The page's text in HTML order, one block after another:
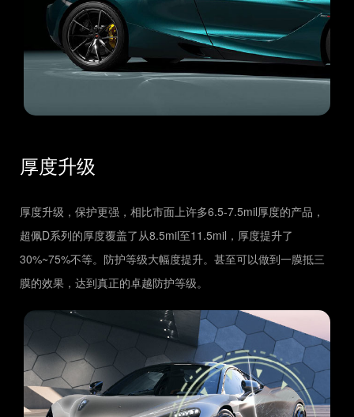
厚度升级
厚度升级，保护更强，相比市面上许多6.5-7.5mil厚度的产品，
超佩D系列的厚度覆盖了从8.5mil至11.5mil，厚度提升了
30%~75%不等。防护等级大幅度提升。甚至可以做到一膜抵三
膜的效果，达到真正的卓越防护等级。